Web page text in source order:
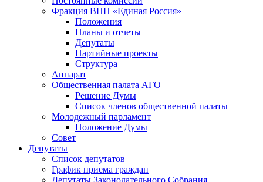
Фракция ВПП «Единая Россия»
Положения
Планы и отчеты
Депутаты
Партийные проекты
Структура
Аппарат
Общественная палата АГО
Решение Думы
Список членов общественной палаты
Молодежный парламент
Положение Думы
Совет
Депутаты
Список депутатов
График приема граждан
Депутаты Законодательного Собрания